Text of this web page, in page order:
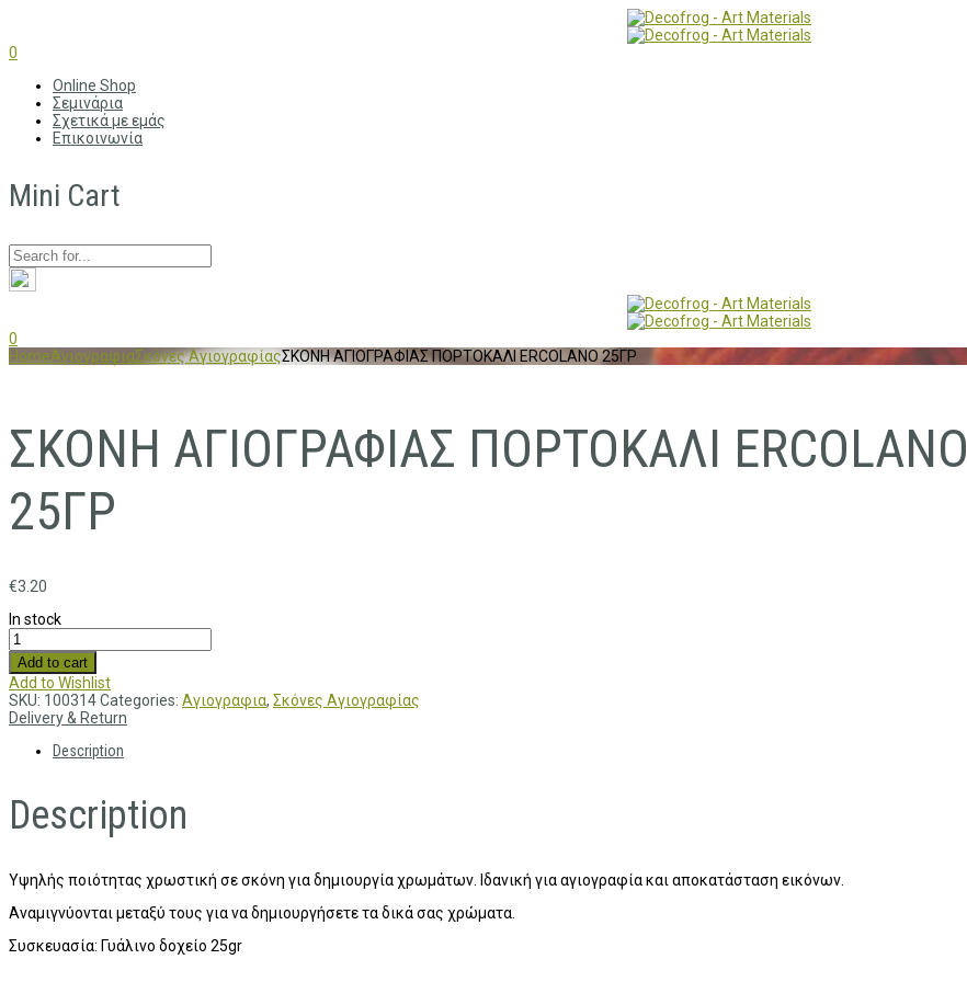
0
Online Shop
Σεμινάρια
Σχετικά με εμάς
Επικοινωνία
Mini Cart
0
HomeΑγιογραφιαΣκόνες ΑγιογραφίαςΣΚΟΝΗ ΑΓΙΟΓΡΑΦΙΑΣ ΠΟΡΤΟΚΑΛΙ ERCOLANO 25ΓΡ
ΣΚΟΝΗ ΑΓΙΟΓΡΑΦΙΑΣ ΠΟΡΤΟΚΑΛΙ ERCOLANO
25ΓΡ
€3.20
In stock
Add to cart
Add to Wishlist
SKU: 100314Categories: Αγιογραφια, Σκόνες Αγιογραφίας
Delivery & Return
Description
Description
Υψηλής ποιότητας χρωστική σε σκόνη για δημιουργία χρωμάτων. Ιδανική για αγιογραφία και αποκατάσταση εικόνων.
Αναμιγνύονται μεταξύ τους για να δημιουργήσετε τα δικά σας χρώματα.
Συσκευασία: Γυάλινο δοχείο 25gr